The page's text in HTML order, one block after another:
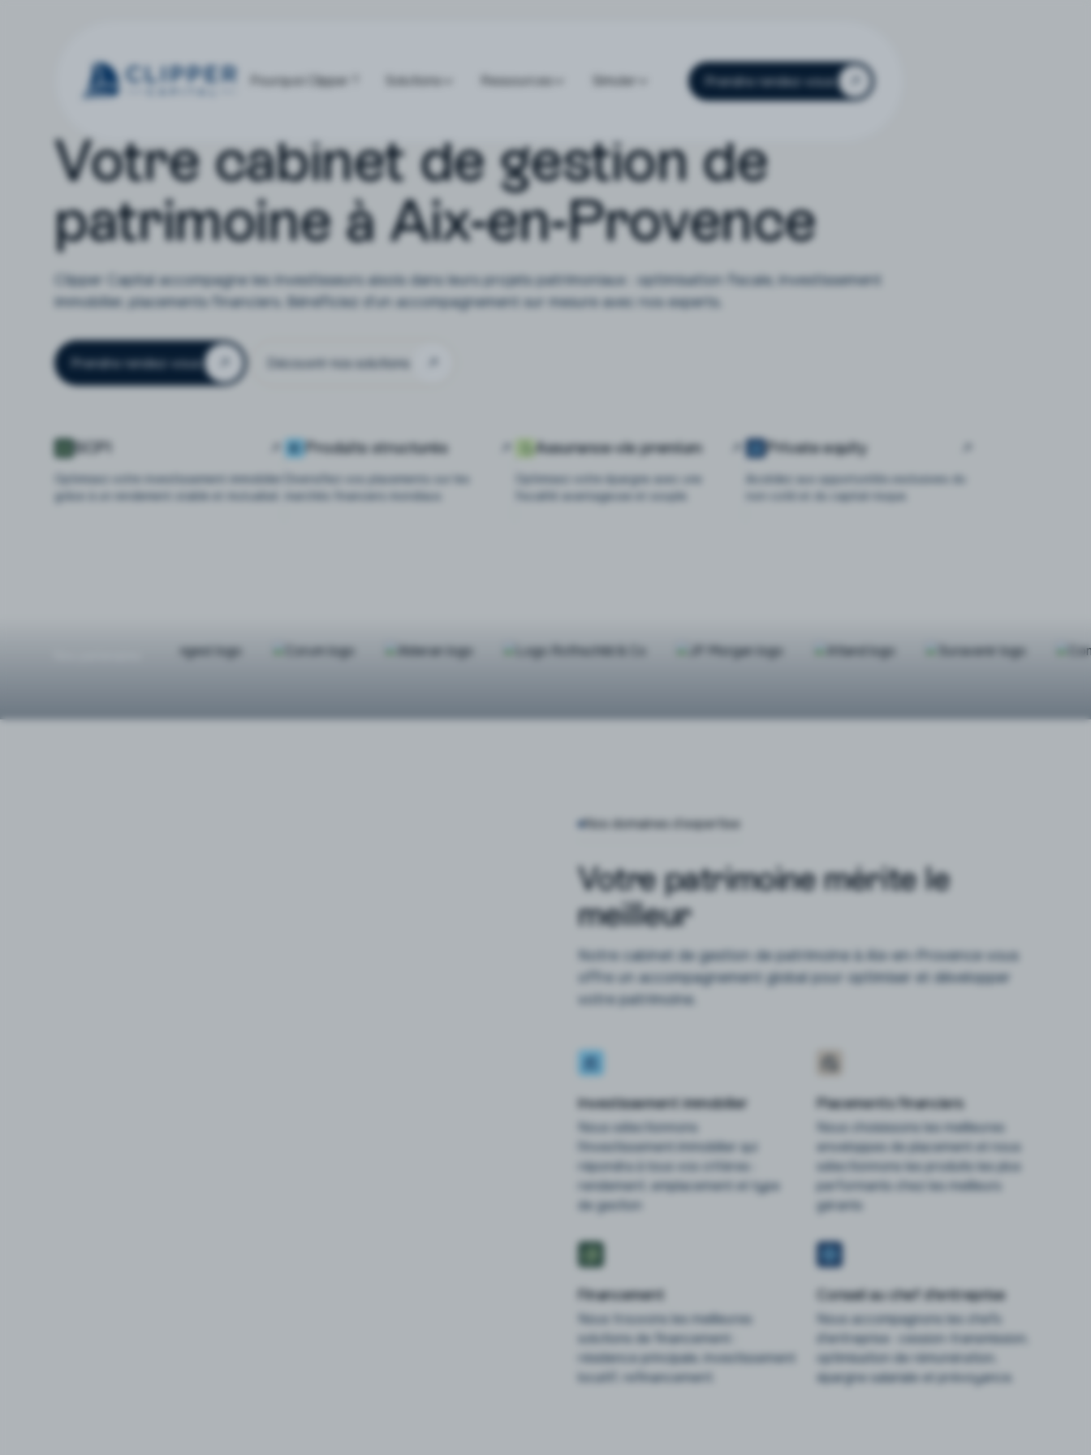
Pourquoi Clipper ? Solutions Ressources Simuler Prendre rendez-vous
Votre cabinet de gestion de
patrimoine à Aix-en-Provence
Clipper Capital accompagne les investisseurs aixois dans leurs projets patrimoniaux : optimisation fiscale, investissement
immobilier, placements financiers. Bénéficiez d'un accompagnement sur mesure avec nos experts.
Prendre rendez-vous Découvrir nos solutions
SCPI
Optimisez votre investissement immobilier
grâce à un rendement stable et mutualisé.
Produits structurés
Diversifiez vos placements sur les
marchés financiers mondiaux.
Assurance-vie premium
Optimisez votre épargne avec une
fiscalité avantageuse et souple.
Private equity
Accédez aux opportunités exclusives du
non-coté et du capital-risque.
Nos domaines d’expertise
Votre patrimoine mérite le
meilleur
Notre cabinet de gestion de patrimoine à Aix-en-Provence vous
offre un accompagnement global pour optimiser et développer
votre patrimoine.
Investissement immobilier
Nous sélectionnons
l'investissement immobilier qui
répondra à tous vos critères :
rendement, emplacement et type
de gestion
Placements financiers
Nous choisissons les meilleures
enveloppes de placement et nous
sélectionnons les produits les plus
performants chez les meilleurs
gérants
Financement
Nous trouvons les meilleures
solutions de financement :
résidence principale, investissement
locatif, refinancement.
Conseil au chef d'entreprise
Nous accompagnons les chefs
d'entreprise : cession-transmission,
optimisation de rémunération,
épargne salariale et prévoyance.